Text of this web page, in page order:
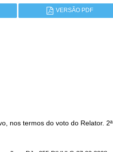
VERSÃO PDF
nos termos do voto do Relator. 2ª